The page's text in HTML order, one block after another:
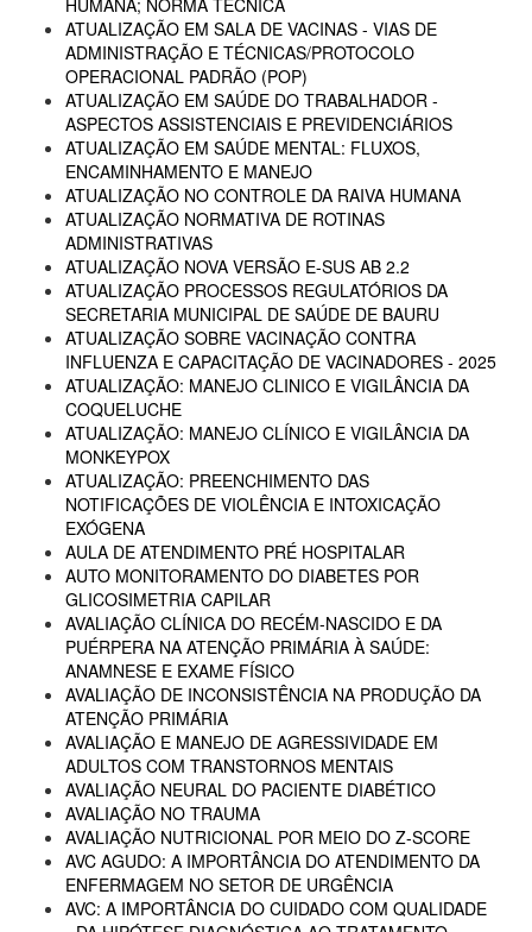
HUMANA; NORMA TÉCNICA
ATUALIZAÇÃO EM SALA DE VACINAS - VIAS DE
ADMINISTRAÇÃO E TÉCNICAS/PROTOCOLO
OPERACIONAL PADRÃO (POP)
ATUALIZAÇÃO EM SAÚDE DO TRABALHADOR -
ASPECTOS ASSISTENCIAIS E PREVIDENCIÁRIOS
ATUALIZAÇÃO EM SAÚDE MENTAL: FLUXOS,
ENCAMINHAMENTO E MANEJO
ATUALIZAÇÃO NO CONTROLE DA RAIVA HUMANA
ATUALIZAÇÃO NORMATIVA DE ROTINAS
ADMINISTRATIVAS
ATUALIZAÇÃO NOVA VERSÃO E-SUS AB 2.2
ATUALIZAÇÃO PROCESSOS REGULATÓRIOS DA
SECRETARIA MUNICIPAL DE SAÚDE DE BAURU
ATUALIZAÇÃO SOBRE VACINAÇÃO CONTRA
INFLUENZA E CAPACITAÇÃO DE VACINADORES - 2025
ATUALIZAÇÃO: MANEJO CLINICO E VIGILÂNCIA DA
COQUELUCHE
ATUALIZAÇÃO: MANEJO CLÍNICO E VIGILÂNCIA DA
MONKEYPOX
ATUALIZAÇÃO: PREENCHIMENTO DAS
NOTIFICAÇÕES DE VIOLÊNCIA E INTOXICAÇÃO
EXÓGENA
AULA DE ATENDIMENTO PRÉ HOSPITALAR
AUTO MONITORAMENTO DO DIABETES POR
GLICOSIMETRIA CAPILAR
AVALIAÇÃO CLÍNICA DO RECÉM-NASCIDO E DA
PUÉRPERA NA ATENÇÃO PRIMÁRIA À SAÚDE:
ANAMNESE E EXAME FÍSICO
AVALIAÇÃO DE INCONSISTÊNCIA NA PRODUÇÃO DA
ATENÇÃO PRIMÁRIA
AVALIAÇÃO E MANEJO DE AGRESSIVIDADE EM
ADULTOS COM TRANSTORNOS MENTAIS
AVALIAÇÃO NEURAL DO PACIENTE DIABÉTICO
AVALIAÇÃO NO TRAUMA
AVALIAÇÃO NUTRICIONAL POR MEIO DO Z-SCORE
AVC AGUDO: A IMPORTÂNCIA DO ATENDIMENTO DA
ENFERMAGEM NO SETOR DE URGÊNCIA
AVC: A IMPORTÂNCIA DO CUIDADO COM QUALIDADE